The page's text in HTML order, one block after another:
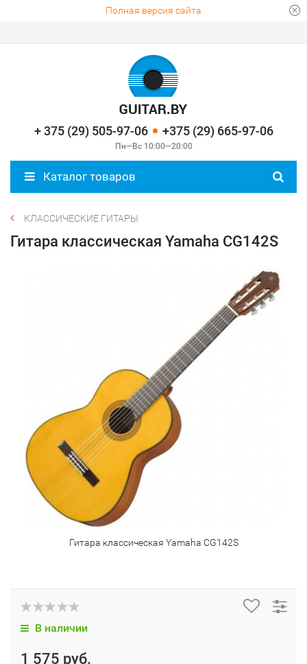
Полная версия сайта
+ 375 (29) 505-97-06 +375 (29) 665-97-06
Пн—Вс 10:00—20:00
Каталог товаров
КЛАССИЧЕСКИЕ ГИТАРЫ
Гитара классическая Yamaha CG142S
Гитара классическая Yamaha CG142S
В наличии
1 575 руб.